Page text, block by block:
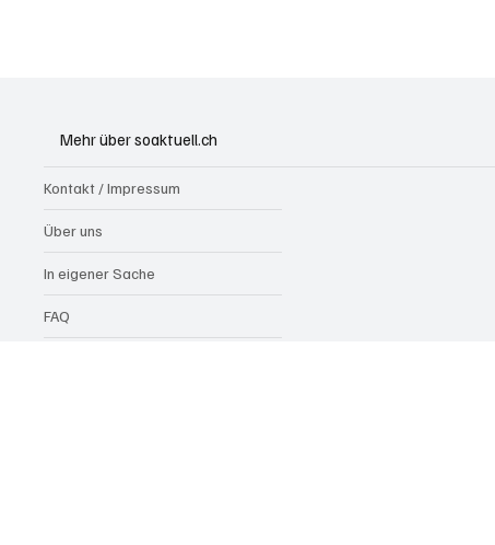
Mehr über soaktuell.ch
Kontakt / Impressum
Über uns
In eigener Sache
FAQ